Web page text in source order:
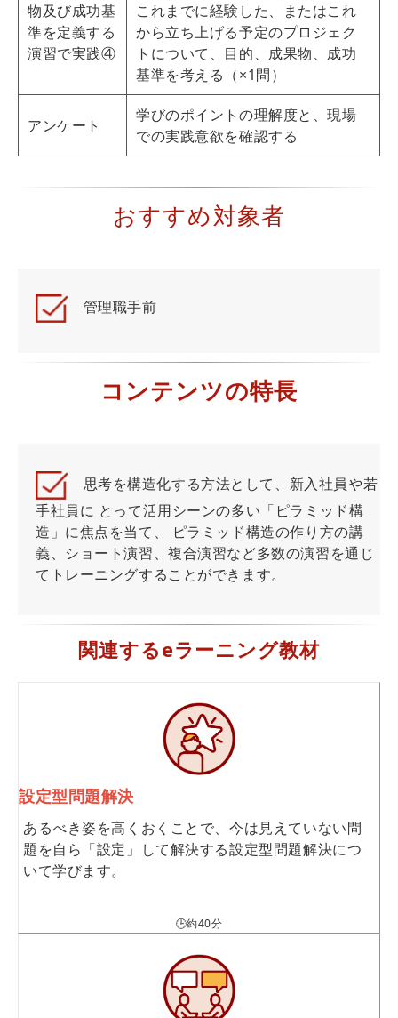
物及び成功基
準を定義する
演習で実践④
これまでに経験した、またはこれ
から立ち上げる予定のプロジェク
トについて、目的、成果物、成功
基準を考える（×1問）
アンケート
学びのポイントの理解度と、現場
での実践意欲を確認する
おすすめ対象者
管理職手前
コンテンツの特長
思考を構造化する方法として、新入社員や若
手社員に とって活用シーンの多い「ピラミッド構
造」に焦点を当て、 ピラミッド構造の作り方の講
義、ショート演習、複合演習など多数の演習を通じ
てトレーニングすることができます。
関連するeラーニング教材
設定型問題解決
あるべき姿を高くおくことで、今は見えていない問
題を自ら「設定」して解決する設定型問題解決につ
いて学びます。
🕒約40分